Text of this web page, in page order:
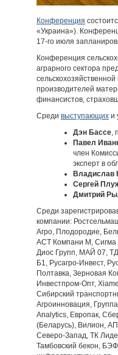
Конференция
«Украина»).
17-го июля
Конференция
аграрного сектора
производителей
финансистов,
Среди выступающих и
Дэн Бассе,
Павел
член
эксперт в
Владислав
Сергей
Дмитрий
Среди
компании:
Агро, Плодородие,
АСТ Компани М, Сигма
Диос Групп, МАЙ 07,
Б1, Русагро-Инвест,
Полтавка, Зерновая
Инвестпром-Опт,
Сибирский
Агроинновация,
Analytics, Европак,
(Беларусь), Вилион,
Северо-Запад, ТК
Тамбовский бекон,